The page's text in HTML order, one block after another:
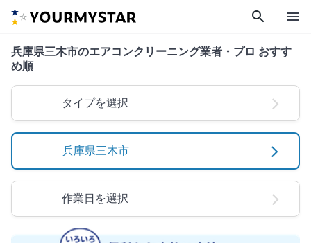
search menu
兵庫県三木市のエアコンクリーニング業者・プロ おすす
め順
タイプを選択
兵庫県三木市
作業日を選択